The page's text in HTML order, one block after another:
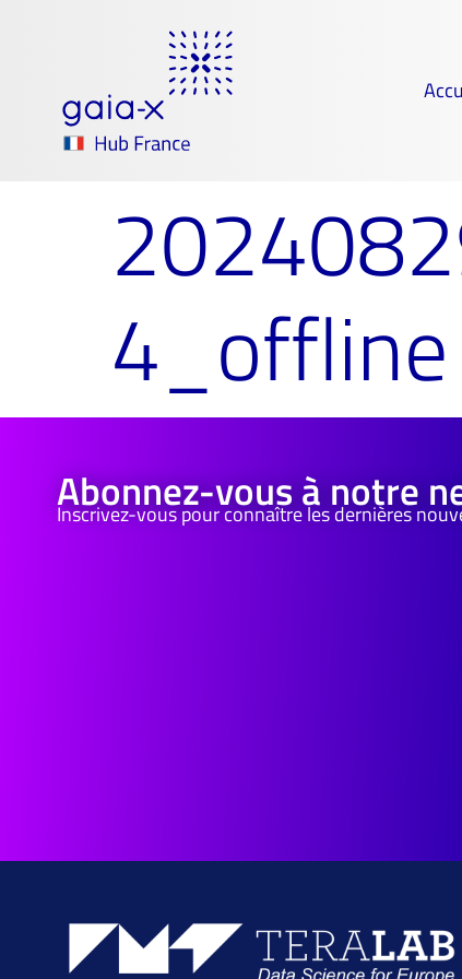
4_offline
Abonnez-vous à notre
Inscrivez-vous pour connaître les dernières